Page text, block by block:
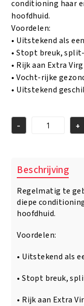
conditioning haar
hoofdhuid.
Voordelen:
• Uitstekend als
• Stopt breuk,
• Rijk aan Extra
• Vocht-rijke
• Uitstekend
African
Growth
Oil
237
ml
aantal
- +
Beschrijving
Regelmatig te
diepe
hoofdhuid.
Voordelen:
• Uitstekend als
• Stopt breuk,
• Rijk aan Extra